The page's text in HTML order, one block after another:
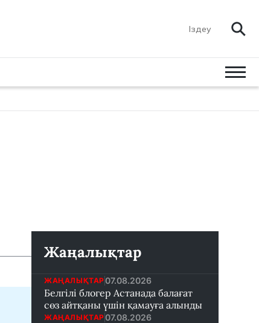
Жаңалықтар
ЖАҢАЛЫҚТАР 07.08.2026
Белгілі блогер Астанада балағат
сөз айтқаны үшін қамауға алынды
ЖАҢАЛЫҚТАР 07.08.2026